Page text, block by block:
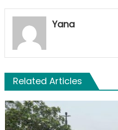
Yana
Related Articles